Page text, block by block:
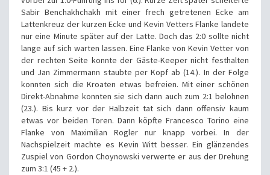
Sabir Benchakhchakh mit einer frech getretenen Ecke am
Lattenkreuz der kurzen Ecke und Kevin Vetters Flanke landete
nur eine Minute später auf der Latte. Doch das 2:0 sollte nicht
lange auf sich warten lassen. Eine Flanke von Kevin Vetter von
der rechten Seite konnte der Gäste-Keeper nicht festhalten
und Jan Zimmermann staubte per Kopf ab (14.). In der Folge
konnten sich die Kroaten etwas befreien. Mit einer schönen
Direkt-Abnahme konnten sie sich dann auch zum 2:1 belohnen
(23.). Bis kurz vor der Halbzeit tat sich dann offensiv kaum
etwas vor beiden Toren. Dann köpfte Francesco Torino eine
Flanke von Maximilian Rogler nur knapp vorbei. In der
Nachspielzeit machte es Kevin Witt besser. Ein glänzendes
Zuspiel von Gordon Choynowski verwerte er aus der Drehung
zum 3:1 (45 + 2.).